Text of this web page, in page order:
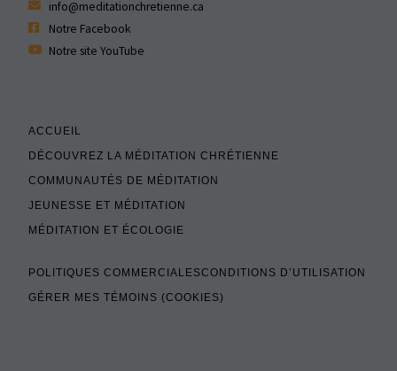
info@meditationchretienne.ca
Notre Facebook
Notre site YouTube
ACCUEIL
DÉCOUVREZ LA MÉDITATION CHRÉTIENNE
COMMUNAUTÉS DE MÉDITATION
JEUNESSE ET MÉDITATION
MÉDITATION ET ÉCOLOGIE
POLITIQUES COMMERCIALESCONDITIONS D’UTILISATION
GÉRER MES TÉMOINS (COOKIES)